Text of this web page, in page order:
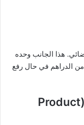
هذا الجانب وحده
الدراهم في حال رفع
4. سحب المنتج من السوق (Product